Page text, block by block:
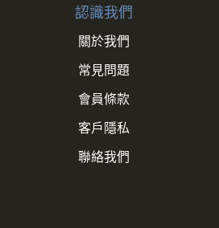
認識我們
關於我們
常見問題
會員條款
客戶隱私
聯絡我們